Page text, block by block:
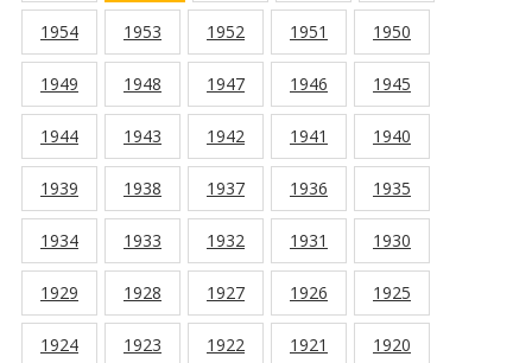
1954 1953 1952 1951 1950
1949 1948 1947 1946 1945
1944 1943 1942 1941 1940
1939 1938 1937 1936 1935
1934 1933 1932 1931 1930
1929 1928 1927 1926 1925
1924 1923 1922 1921 1920